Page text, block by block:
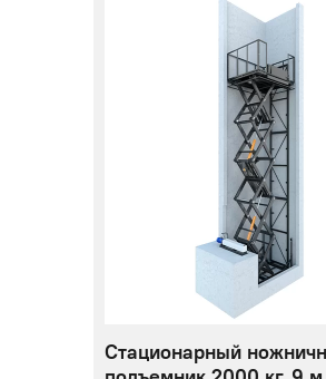
Стационарный